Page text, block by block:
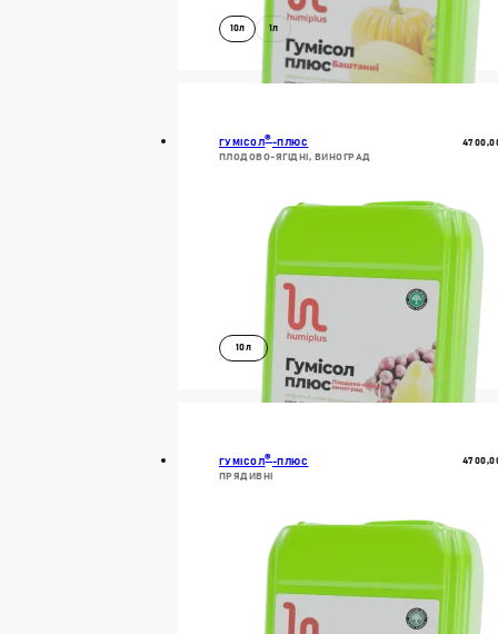
10л 1л
ГУМІСОЛ®-ПЛЮС
ПЛОДОВО-ЯГІДНІ, ВИНОГРАД
10л
ГУМІСОЛ®-ПЛЮС
ПРЯДИВНІ